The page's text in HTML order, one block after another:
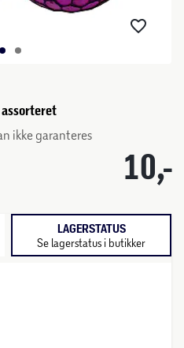
ikke garanteres
10,-
LAGERSTATUS
Se lagerstatus i butikker